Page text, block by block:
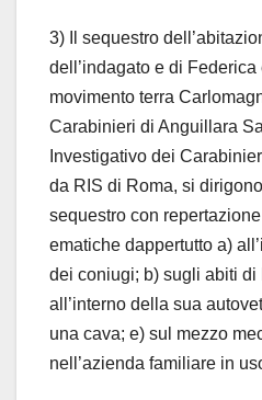
3) Il sequestro
dell’indagato e di Federica
movimento terra
Carabinieri di Anguillara
Investigativo dei
da RIS di Roma, si
sequestro con
ematiche dappertutto a)
dei coniugi; b) sugli abiti di
all’interno della sua
una cava; e) sul mezzo
nell’azienda familiare in